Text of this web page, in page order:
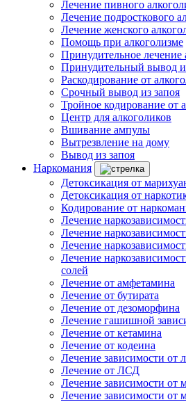
Лечение пивного
Лечение подросткового
Лечение женского
Помощь при алкоголизме
Принудительное лечение
Принудительный вывод
Раскодирование от
Срочный вывод из запоя
Тройное кодирование от
Центр для алкоголиков
Вшивание ампулы
Вытрезвление на дому
Вывод из запоя
Наркомания
Детоксикация от
Детоксикация от
Кодирование от
Лечение
Лечение
Лечение
Лечение
солей
Лечение от амфетамина
Лечение от бутирата
Лечение от дезоморфина
Лечение гашишной
Лечение от кетамина
Лечение от кодеина
Лечение зависимости от
Лечение от ЛСД
Лечение зависимости от
Лечение зависимости от